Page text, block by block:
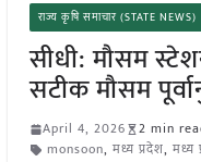
राज्य कृषि समाचार (STATE NEWS)
सीधी: मौसम
सटीक मौसम
April 4, 2026
2 min
monsoon, मध्य प्रदेश, मध्य